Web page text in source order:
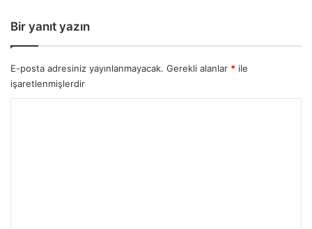
Bir yanıt yazın
E-posta adresiniz yayınlanmayacak. Gerekli alanlar * ile
işaretlenmişlerdir